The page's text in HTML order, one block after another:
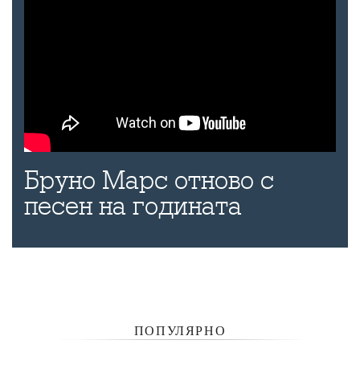
Бруно Марс отново с
песен на годината
ПОПУЛЯРНО